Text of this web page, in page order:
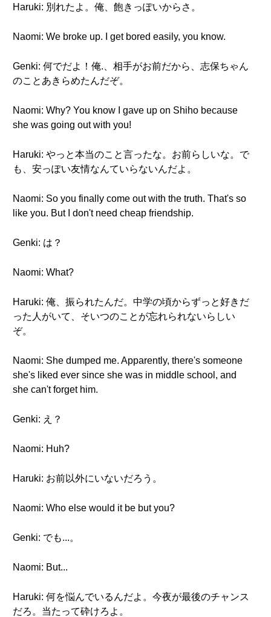
Haruki: 別れたよ。俺、飽きっぽいからさ。
Naomi: We broke up. I get bored easily, you know.
Genki: 何でだよ！俺.、相手がお前だから、志保ちゃん
のことあきらめたんだぞ。
Naomi: Why? You know I gave up on Shiho because
she was going out with you!
Haruki: やっと本当のこと言ったな。お前らしいな。で
も、安っぽい友情なんていらないんだよ。
Naomi: So you finally come out with the truth. That's so
like you. But I don't need cheap friendship.
Genki: は？
Naomi: What?
Haruki: 俺、振られたんだ。中学の頃からずっと好きだ
った人がいて、そいつのことが忘れられないらしい
ぞ。
Naomi: She dumped me. Apparently, there's someone
she's liked ever since she was in middle school, and
she can't forget him.
Genki: え？
Naomi: Huh?
Haruki: お前以外にいないだろう。
Naomi: Who else would it be but you?
Genki: でも...。
Naomi: But...
Haruki: 何を悩んでいるんだよ。今夜が最後のチャンス
だろ。当たって砕けろよ。